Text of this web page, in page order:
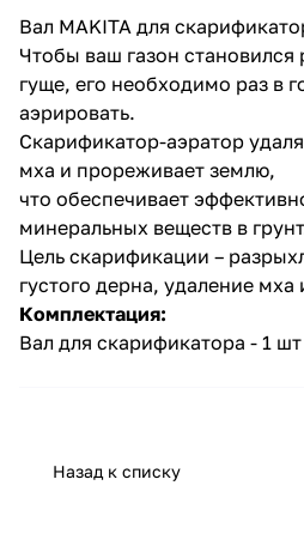
Вал MAKITA для
Чтобы ваш газон становился
гуще, его необходимо раз в
аэрировать.
Скарификатор-аэратор
мха и прореживает землю,
что обеспечивает
минеральных веществ в
Цель скарификации –
густого дерна, удаление мха
Комплектация:
Вал для скарификатора - 1 шт
Назад к списку
недели
plait.ru